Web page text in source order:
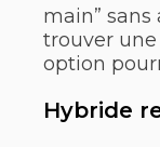
main” sans
trouver
option
Hybride